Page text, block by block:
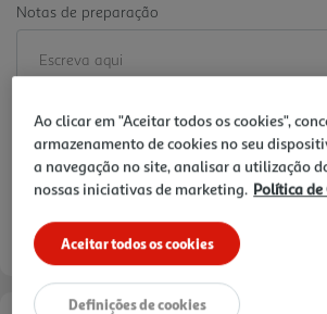
Notas de preparação
Ao clicar em "Aceitar todos os cookies",
armazenamento de cookies no seu
a navegação no site, analisar a utilização
nossas iniciativas de marketing. Política de
Aceitar todos os cookies
Definições de cookies